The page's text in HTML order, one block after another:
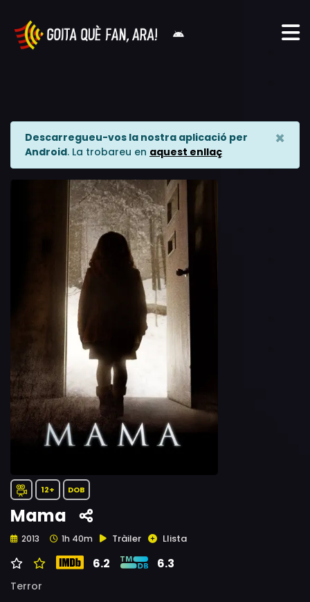
Descarregueu-vos la nostra aplicació per
Android. La trobareu en aquest enllaç
×
12+ DOB
Mama
2013 1h 40m Tràiler Llista
6.2 6.3
Terror